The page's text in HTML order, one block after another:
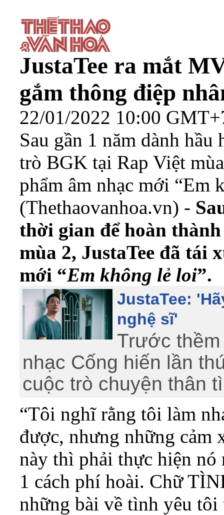
JustaTee ra mắt
gắm thông điệp
22/01/2022 10:00
Sau gần 1 năm dành
trò BGK tại Rap Việt
phẩm âm nhạc mới “Em
(Thethaovanhoa.vn) -
thời gian để hoàn
mùa 2, JustaTee đã tái
mới “Em không lẻ loi”.
JustaTee:
nghệ sĩ'
Trước
nhạc Cống hiến lần
cuộc trò chuyện thân
“Tôi nghĩ rằng tôi làm
được, nhưng những cảm
này thì phải thực hiện nó
1 cách phí hoài. Chữ
những bài về tình yêu